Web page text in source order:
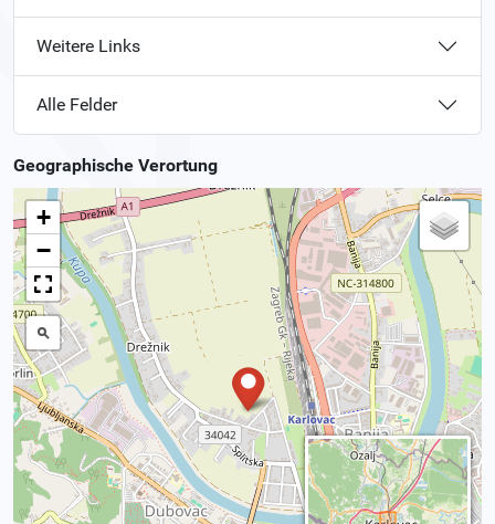
Weitere Links
Alle Felder
Geographische Verortung
+
−